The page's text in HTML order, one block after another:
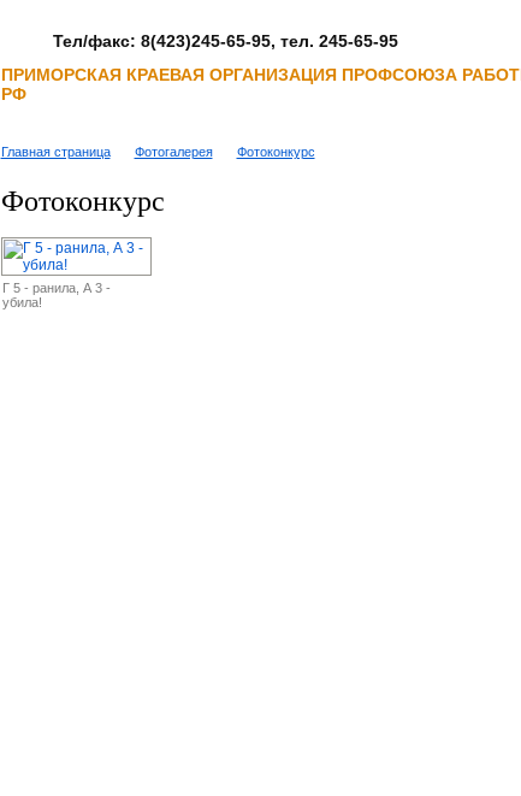
Тел/факс: 8(423)245-65-95, тел. 245-65-95
ПРИМОРСКАЯ КРАЕВАЯ ОРГАНИЗАЦИЯ ПРОФСОЮЗА
РФ
Главная страница Фотогалерея Фотоконкурс
Фотоконкурс
Г 5 - ранила, А 3 -
убила!